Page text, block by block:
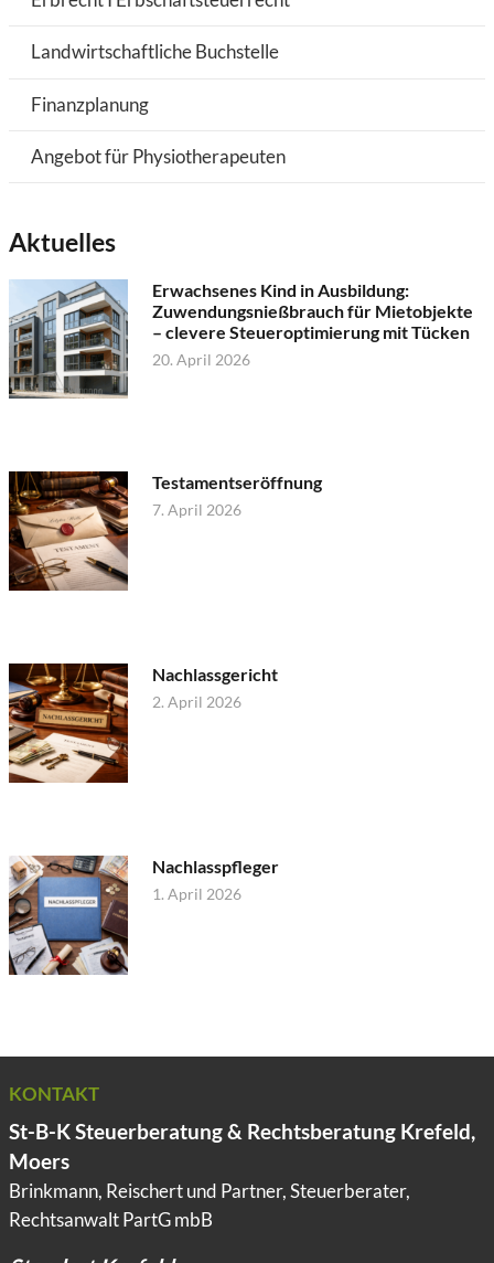
Landwirtschaftliche Buchstelle
Finanzplanung
Angebot für Physiotherapeuten
Aktuelles
Erwachsenes Kind in Ausbildung:
Zuwendungsnießbrauch für Mietobjekte
– clevere Steueroptimierung mit Tücken
20. April 2026
Testamentseröffnung
7. April 2026
Nachlassgericht
2. April 2026
Nachlasspfleger
1. April 2026
KONTAKT
St-B-K Steuerberatung & Rechtsberatung Krefeld,
Moers
Brinkmann, Reischert und Partner, Steuerberater,
Rechtsanwalt PartG mbB